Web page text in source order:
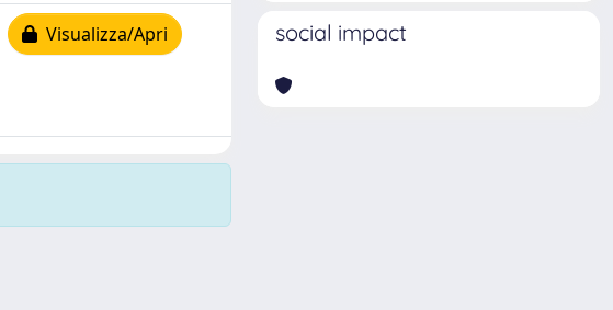
Visualizza/Apri social impact